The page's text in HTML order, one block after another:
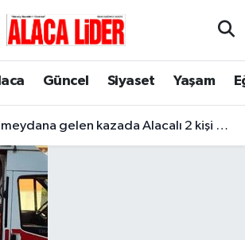
Güncel Siyaset Yaşam
gelen kazada Alacalı 2 kişi hayatını kaybetti
Eczaneler
Yoğunluk Haritası
Durumu ve Fikstür